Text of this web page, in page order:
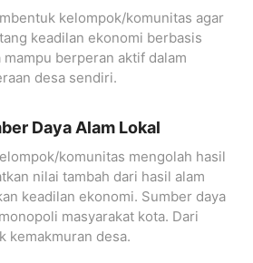
kelompok/komunitas agar
keadilan ekonomi berbasis
berperan aktif dalam
desa sendiri.
Daya Alam Lokal
komunitas mengolah hasil
nilai tambah dari hasil alam
keadilan ekonomi. Sumber daya
masyarakat kota. Dari
kemakmuran desa.